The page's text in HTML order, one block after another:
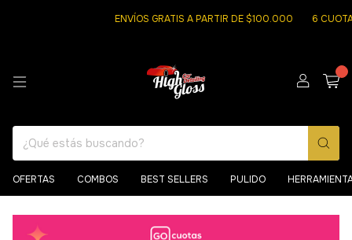
ENVÍOS GRATIS A PARTIR DE $100.000 6 CUOTAS SIN
OFERTAS COMBOS BEST SELLERS PULIDO